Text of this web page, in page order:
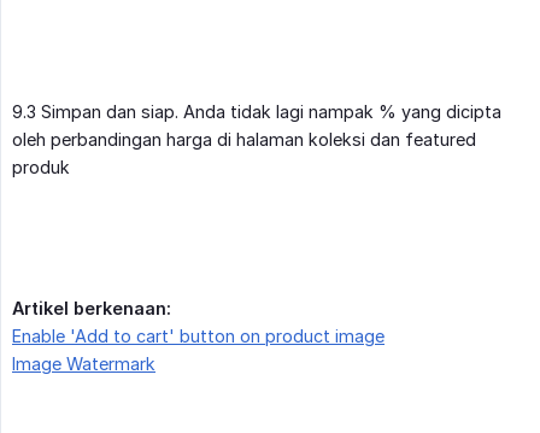
9.3 Simpan dan siap. Anda tidak lagi nampak % yang dicipta
oleh perbandingan harga di halaman koleksi dan featured
produk
Artikel berkenaan:
Enable 'Add to cart' button on product image
Image Watermark